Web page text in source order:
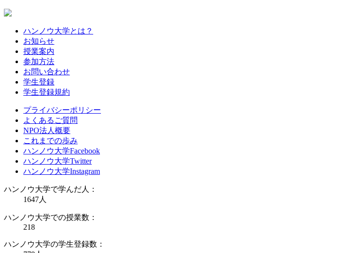
ハンノウ大学とは？
お知らせ
授業案内
参加方法
お問い合わせ
学生登録
学生登録規約
プライバシーポリシー
よくあるご質問
NPO法人概要
これまでの歩み
ハンノウ大学Facebook
ハンノウ大学Twitter
ハンノウ大学Instagram
ハンノウ大学で学んだ人：
1647人
ハンノウ大学での授業数：
218
ハンノウ大学の学生登録数：